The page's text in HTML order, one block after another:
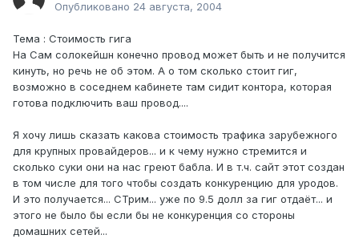
Опубликовано 24 августа, 2004
Тема : Стоимость гига
На Сам солокейшн конечно провод может быть и не получится
кинуть, но речь не об этом. А о том сколько стоит гиг,
возможно в соседнем кабинете там сидит контора, которая
готова подключить ваш провод....
Я хочу лишь сказать какова стоимость трафика зарубежного
для крупных провайдеров... и к чему нужно стремится и
сколько суки они на нас греют бабла. И в т.ч. сайт этот создан
в том числе для того чтобы создать конкуренцию для уродов.
И это получается... СТрим... уже по 9.5 долл за гиг отдаёт... и
этого не было бы если бы не конкуренция со стороны
домашних сетей...